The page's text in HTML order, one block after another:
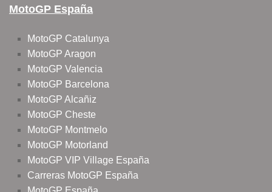
MotoGP España
MotoGP Catalunya
MotoGP Aragon
MotoGP Valencia
MotoGP Barcelona
MotoGP Alcañiz
MotoGP Cheste
MotoGP Montmelo
MotoGP Motorland
MotoGP VIP Village España
Carreras MotoGP España